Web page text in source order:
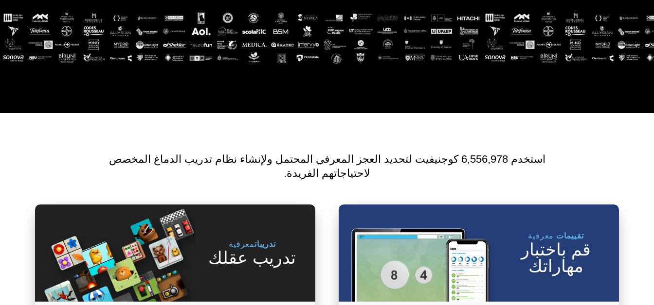
استخدم 6,556,978 كوجنيفيت لتحديد العجز المعرفي المحتمل ولإنشاء نظام تدريب الدماغ المخصص
لاحتياجاتهم الفريدة.
تقييمات معرفية
قم باختبار
مهاراتك
تدريباتمعرفية
تدريب عقلك